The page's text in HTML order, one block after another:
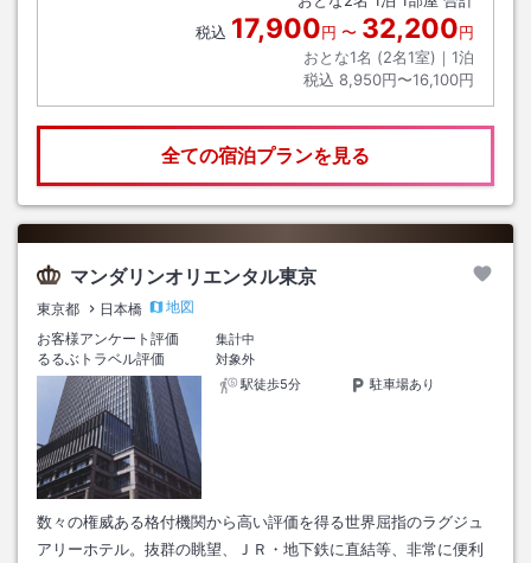
税込 17,900円 〜 32,200円
おとな1名 (2名1室)｜ 1泊
税込 8,950円〜16,100円
全ての宿泊プランを見る
マンダリンオリエンタル東京
東京都 日本橋
地図
お客様アンケート評価
集計中
るるぶトラベル評価
対象外
駅徒歩5分
駐車場あり
数々の権威ある格付機関から高い評価を得る世界屈指のラグジュ
アリーホテル。抜群の眺望、ＪＲ・地下鉄に直結等、非常に便利